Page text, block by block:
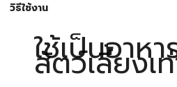
วิธีใช้งาน
ใช้เป็นอาห
สัตว์เลี้ยงเ